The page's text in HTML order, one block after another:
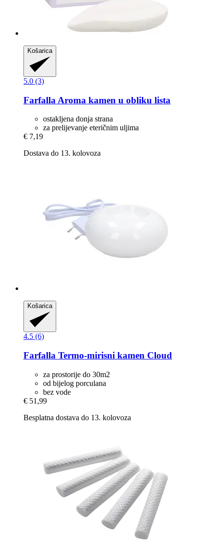
Košarica
5.0 (3)
Farfalla Aroma kamen u obliku lista
ostakljena donja strana
za prelijevanje eteričnim uljima
€ 7,19
Dostava do 13. kolovoza
Košarica
4.5 (6)
Farfalla Termo-​mirisni kamen Cloud
za prostorije do 30m2
od bijelog porculana
bez vode
€ 51,99
Besplatna dostava do 13. kolovoza